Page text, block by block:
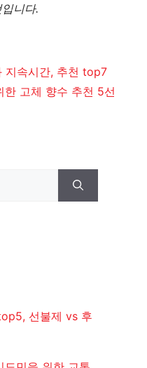
니다.
지속시간, 추천 top7
한 고체 향수 추천 5선
선불제 vs 후